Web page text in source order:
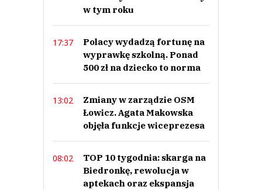
w tym roku
17:37
Polacy wydadzą fortunę na
wyprawkę szkolną. Ponad
500 zł na dziecko to norma
13:02
Zmiany w zarządzie OSM
Łowicz. Agata Makowska
objęła funkcje wiceprezesa
08:02
TOP 10 tygodnia: skarga na
Biedronkę, rewolucja w
aptekach oraz ekspansja